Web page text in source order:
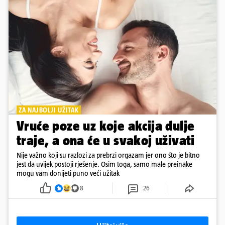
ZA NAJBOLJI UŽITAK
Vruće poze uz koje akcija dulje
traje, a ona će u svakoj uživati
Nije važno koji su razlozi za prebrzi orgazam jer ono što je bitno
jest da uvijek postoji rješenje. Osim toga, samo male preinake
mogu vam donijeti puno veći užitak
8 26